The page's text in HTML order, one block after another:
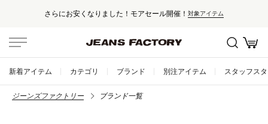
さらにお安くなりました！モアセール開催！ 対象アイテム
新着アイテム カテゴリ ブランド 別注アイテム スタッフス
ジーンズファクトリー ブランド一覧